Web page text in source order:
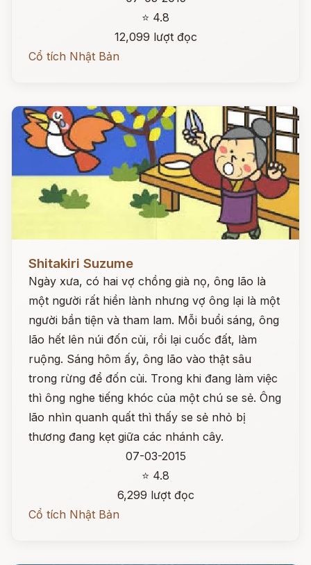
⭐ 4.8
12,099 lượt đọc
Cổ tích Nhật Bản
Shitakiri Suzume
Ngày xưa, có hai vợ chồng già nọ, ông lão là
một người rất hiền lành nhưng vợ ông lại là một
người bần tiện và tham lam. Mỗi buổi sáng, ông
lão hết lên núi đốn củi, rồi lại cuốc đất, làm
ruộng. Sáng hôm ấy, ông lão vào thật sâu
trong rừng để đốn củi. Trong khi đang làm việc
thì ông nghe tiếng khóc của một chú se sẻ. Ông
lão nhìn quanh quất thì thấy se sẻ nhỏ bị
thương đang kẹt giữa các nhánh cây.
07-03-2015
⭐ 4.8
6,299 lượt đọc
Cổ tích Nhật Bản